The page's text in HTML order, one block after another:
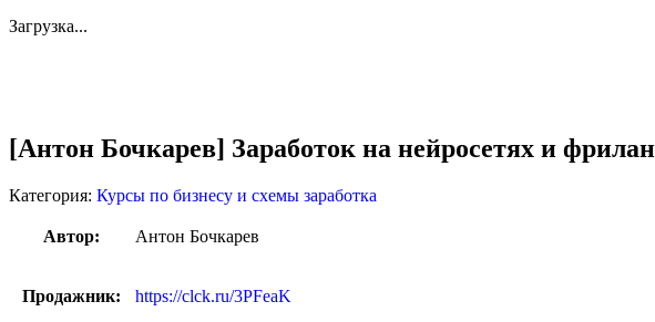
Загрузка...
[Антон Бочкарев] Заработок на нейросетях и
Категория: Курсы по бизнесу и схемы заработка
Автор: Антон Бочкарев
Продажник: https://clck.ru/3PFeaK